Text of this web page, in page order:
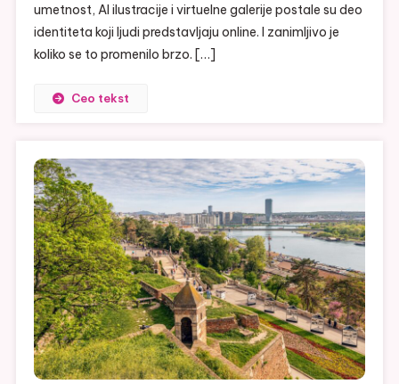
umetnost, AI ilustracije i virtuelne galerije postale su deo
identiteta koji ljudi predstavljaju online. I zanimljivo je
koliko se to promenilo brzo. […]
Ceo tekst